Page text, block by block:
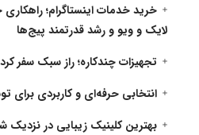
خرید خدمات اینستاگرام؛ راهکاری
لایک و ویو و رشد قدرتمند پیج‌ها
تجهیزات چندکاره؛ راز سبک سفر
انتخابی حرفه‌ای و کاربردی
بهترین کلینیک زیبایی در نزدیک